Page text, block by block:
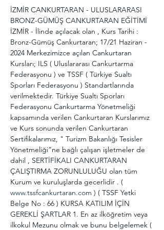
İZMİR CANKURTARAN - ULUSLARARASI
BRONZ-GÜMÜŞ CANKURTARAN EĞİTİMİ
İZMİR - İlinde açılacak olan , Kurs Tarihi :
Bronz-Gümüş Cankurtaran; 17/21 Haziran -
2024 Merkezimizce açılan Cankurtaran
Kursları; ILS ( Uluslararası Cankurtarma
Federasyonu ) ve TSSF ( Türkiye Sualtı
Sporları Federasyonu ) Standartlarında
verilmektedir. Türkiye Sualtı Sporları
Federasyonu Cankurtarma Yönetmeliği
kapsamında verilen Cankurtaran Kurslarımız
ve Kurs sonunda verilen Cankurtaran
Sertifikalarımız, " Turizm Bakanlığı Tesisler
Yönetmeliği”ne bağlı çalışan işletmeler de
dahil , SERTİFİKALI CANKURTARAN
ÇALIŞTIRMA ZORUNLULUĞU olan tüm
Kurum ve kuruluşlarda gecerlidir . (
www.tssfcankurtaran.com ) ( TSSF Yetki
Belge No : 66 ) KURSA KATILIM İÇİN
GEREKLİ ŞARTLAR 1. En az ilköğretim veya
ilkokul Mezunu olmak ve bunu belgelemek (